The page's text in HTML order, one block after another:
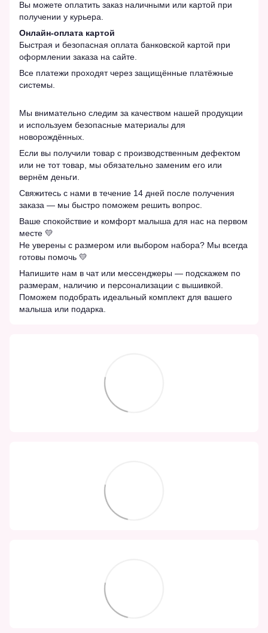
Вы можете оплатить заказ наличными или картой при
получении у курьера.
Онлайн-оплата картой
Быстрая и безопасная оплата банковской картой при
оформлении заказа на сайте.
Все платежи проходят через защищённые платёжные
системы.
Мы внимательно следим за качеством нашей продукции
и используем безопасные материалы для
новорождённых.
Если вы получили товар с производственным дефектом
или не тот товар, мы обязательно заменим его или
вернём деньги.
Свяжитесь с нами в течение 14 дней после получения
заказа — мы быстро поможем решить вопрос.
Ваше спокойствие и комфорт малыша для нас на первом
месте 💛
Не уверены с размером или выбором набора? Мы всегда
готовы помочь 💛
Напишите нам в чат или мессенджеры — подскажем по
размерам, наличию и персонализации с вышивкой.
Поможем подобрать идеальный комплект для вашего
малыша или подарка.